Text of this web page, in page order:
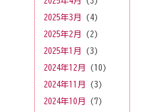
2025年3月
(4)
2025年2月
(2)
2025年1月
(3)
2024年12月
(10)
2024年11月
(3)
2024年10月
(7)